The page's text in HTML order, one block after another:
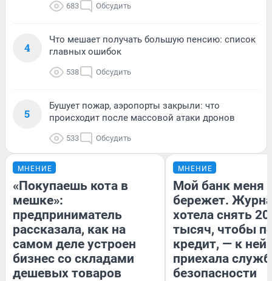
683 Обсудить
4
Что мешает получать большую пенсию: список
главных ошибок
538 Обсудить
5
Бушует пожар, аэропорты закрыли: что
происходит после массовой атаки дронов
533 Обсудить
МНЕНИЕ
«Покупаешь кота в
мешке»:
предприниматель
рассказала, как на
самом деле устроен
бизнес со складами
дешевых товаров
МНЕНИЕ
Мой банк меня
бережет.
хотела снять
тысяч, чтобы
кредит, — к
приехала
безопасности